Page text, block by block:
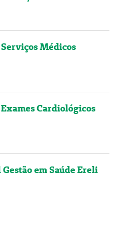
Médicos
Cardiológicos
em Saúde Ereli